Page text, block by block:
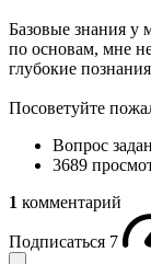
Базовые знания у
по основам, мне
глубокие
Посоветуйте
Вопрос задан
3689
1 комментарий
Подписаться 7